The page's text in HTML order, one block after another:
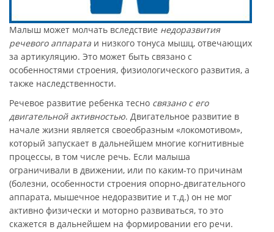
Малыш может молчать вследствие недоразвития
речевого аппарата и низкого тонуса мышц, отвечающих
за артикуляцию. Это может быть связано с
особенностями строения, физиологического развития, а
также наследственности.
Речевое развитие ребенка тесно связано с его
двигательной активностью. Двигательное развитие в
начале жизни является своеобразным «локомотивом»,
который запускает в дальнейшем многие когнитивные
процессы, в том числе речь. Если малыша
ограничивали в движении, или по каким-то причинам
(болезни, особенности строения опорно-двигательного
аппарата, мышечное недоразвитие и т.д.) он не мог
активно физически и моторно развиваться, то это
скажется в дальнейшем на формировании его речи.